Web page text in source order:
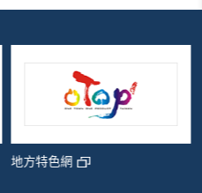
地方特色網